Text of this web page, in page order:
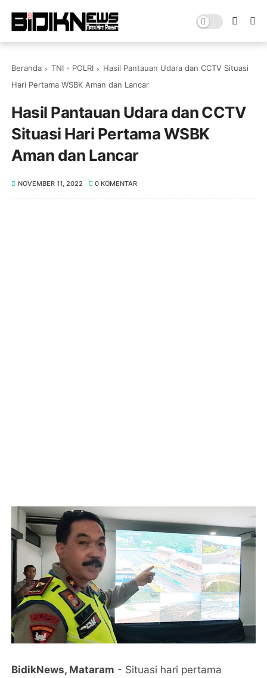
Beranda TNI - POLRI
Hasil Pantauan Udara dan CCTV Situasi
Hari Pertama WSBK Aman dan Lancar
Hasil Pantauan Udara dan CCTV
Situasi Hari Pertama WSBK
Aman dan Lancar
NOVEMBER 11, 2022 0 KOMENTAR
BidikNews, Mataram - Situasi hari pertama